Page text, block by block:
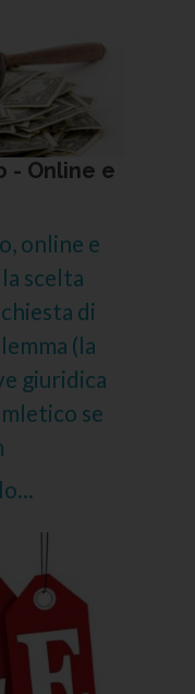
- Online e
online e
scelta
di
(la
giuridica
se